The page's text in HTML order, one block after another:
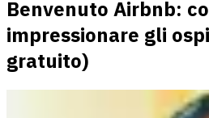
Benvenuto Airbnb:
impressionare gli
gratuito)